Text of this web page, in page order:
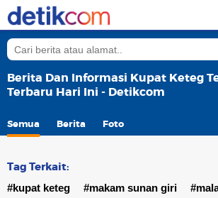
Berita Dan Informasi Kupat Keteg
Terbaru Hari Ini - Detikcom
Semua Berita Foto
Tag Terkait:
#kupat keteg #makam sunan giri